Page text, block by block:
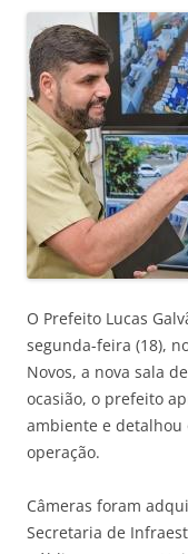
O Prefeito Lucas
segunda-feira (18),
Novos, a nova sala
ocasião, o prefeito
ambiente e detalhou
operação.
Câmeras foram
Secretaria de